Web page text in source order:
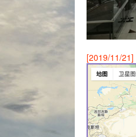
[2019/11/21]